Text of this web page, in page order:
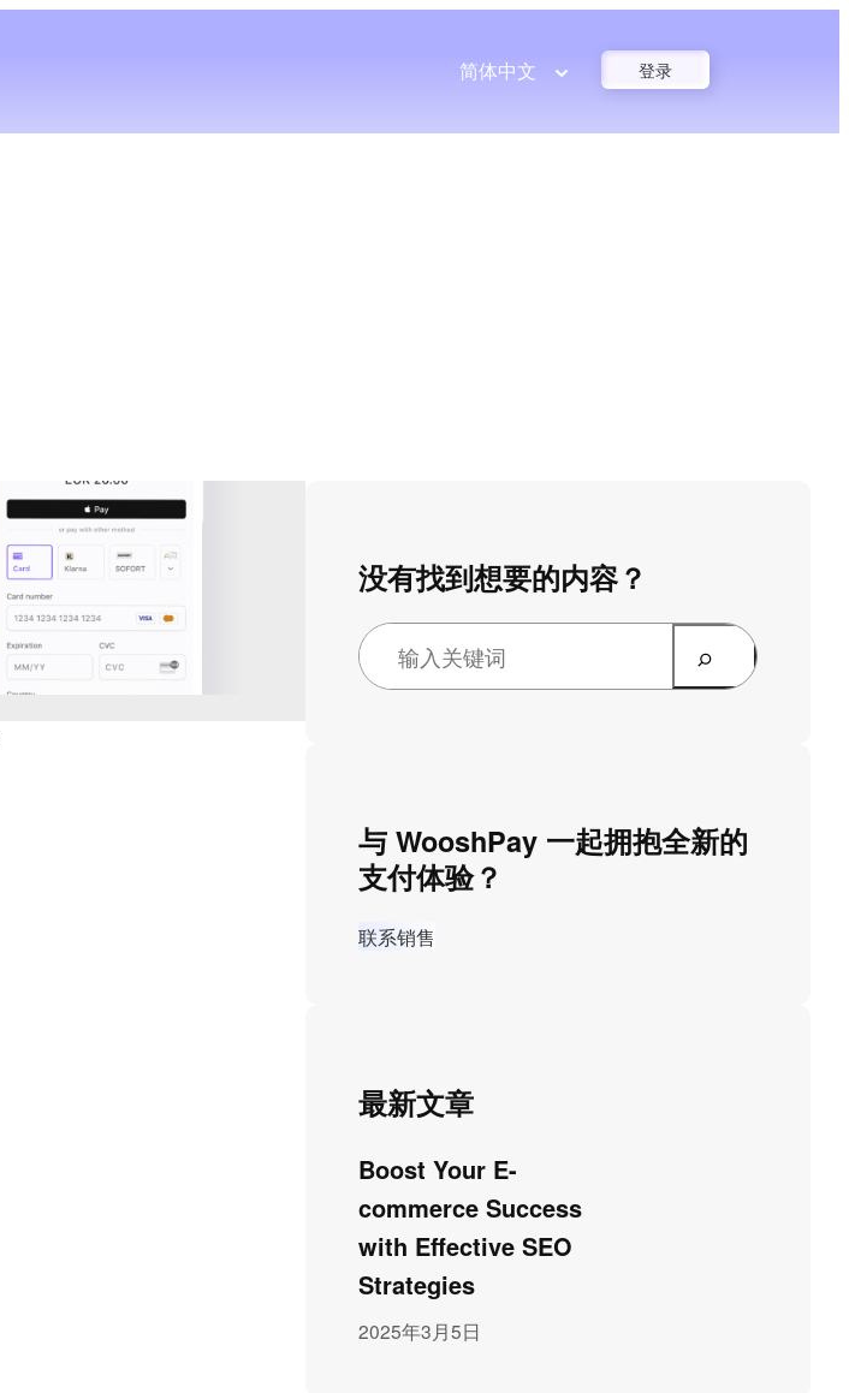
简体中文 登录
没有找到想要的内容？
与 WooshPay 一起拥抱全新的
支付体验？
联系销售
最新文章
Boost Your E-
commerce Success
with Effective SEO
Strategies
2025年3月5日